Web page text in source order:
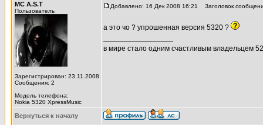
MC A.S.T
Пользователь
Зарегистрирован: 23.11.2008
Сообщения: 2
Модель телефона:
Nokia 5320 XpressMusic
Добавлено: 16 Дек 2008 16:21 Заголовок
а это чо ? упрошенная версия 5320 ?
в мире стало одним счастливым владельцем
Вернуться к началу